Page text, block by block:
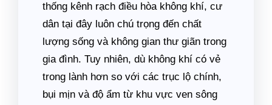
thống kênh rạch điều hòa không khí, cư
dân tại đây luôn chú trọng đến chất
lượng sống và không gian thư giãn trong
gia đình. Tuy nhiên, dù không khí có vẻ
trong lành hơn so với các trục lộ chính,
bụi mịn và độ ẩm từ khu vực ven sông